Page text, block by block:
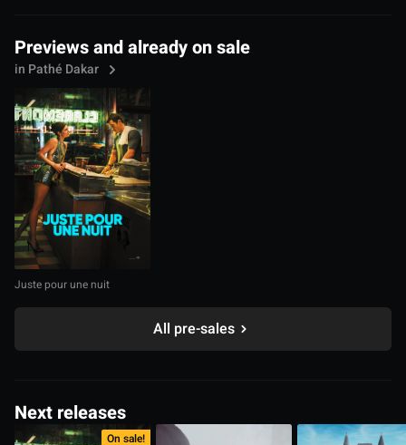
Previews and already on sale
in Pathé Dakar
Juste pour une nuit
All pre-sales
Next releases
On sale!